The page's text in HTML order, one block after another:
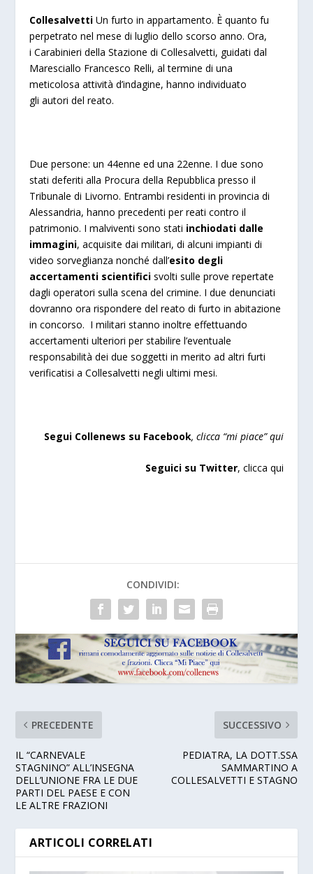
CollesalvettiUn furto in appartamento. È quanto fu
perpetrato nel mese di luglio dello scorso anno. Ora,
i Carabinieri della Stazione di Collesalvetti, guidati dal
Maresciallo Francesco Relli, al termine di una
meticolosa attività d’indagine, hanno individuato
gli autori del reato.
Due persone: un 44enne ed una 22enne. I due sono
stati deferiti alla Procura della Repubblica presso il
Tribunale di Livorno. Entrambi residenti in provincia di
Alessandria, hanno precedenti per reati contro il
patrimonio. I malviventi sono stati inchiodati dalle
immagini, acquisite dai militari, di alcuni impianti di
video sorveglianza nonché dall’esito degli
accertamenti scientifici svolti sulle prove repertate
dagli operatori sulla scena del crimine. I due denunciati
dovranno ora rispondere del reato di furto in abitazione
in concorso. I militari stanno inoltre effettuando
accertamenti ulteriori per stabilire l’eventuale
responsabilità dei due soggetti in merito ad altri furti
verificatisi a Collesalvetti negli ultimi mesi.
Segui Collenews su Facebook, clicca “mi piace”qui
Seguici su Twitter, clicca qui
CONDIVIDI:
PRECEDENTE
IL “CARNEVALE
STAGNINO” ALL’INSEGNA
DELL’UNIONE FRA LE DUE
PARTI DEL PAESE E CON
LE ALTRE FRAZIONI
SUCCESSIVO
PEDIATRA, LA DOTT.SSA
SAMMARTINO A
COLLESALVETTI E STAGNO
ARTICOLI CORRELATI